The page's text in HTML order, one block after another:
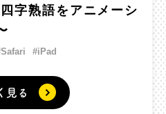
字熟語をアニメーシ
#iPad
見る